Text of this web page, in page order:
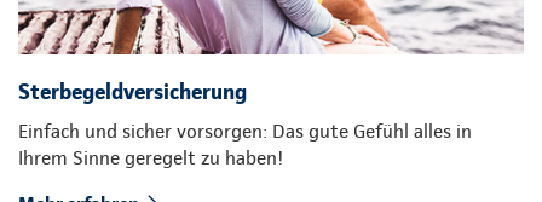
Sterbegeldversicherung
Einfach und sicher vorsorgen: Das gute Gefühl alles in
Ihrem Sinne geregelt zu haben!